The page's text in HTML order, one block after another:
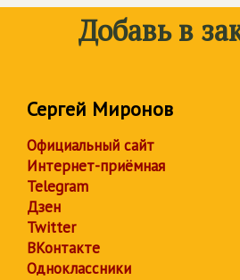
Добавь в
Сергей Миронов
Официальный сайт
Интернет-приёмная
Telegram
Дзен
Twitter
ВКонтакте
Одноклассники